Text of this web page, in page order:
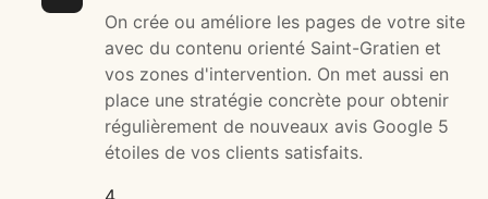
On crée ou améliore les pages de votre site
avec du contenu orienté Saint-Gratien et
vos zones d'intervention. On met aussi en
place une stratégie concrète pour obtenir
régulièrement de nouveaux avis Google 5
étoiles de vos clients satisfaits.